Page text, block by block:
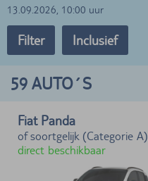
13.09.2026, 10:00 uur
Filter Inclusief
59 AUTO´S
Fiat Panda
of soortgelijk (Categorie A)
direct beschikbaar